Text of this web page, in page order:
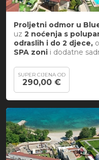
Proljetni odmor u
uz 2 noćenja s
odraslih i do 2 djece,
SPA zoni i dodatne
SUPER CIJENA OD
290,00 €